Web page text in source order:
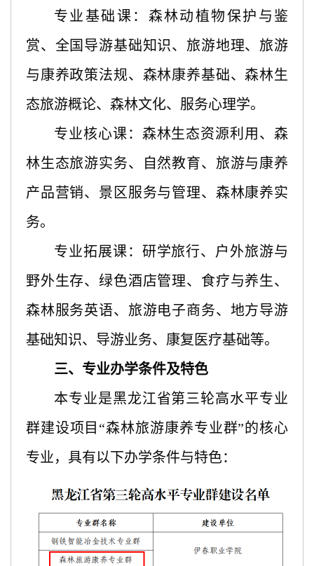
专业基础课：森林动植物保护与鉴
赏、全国导游基础知识、旅游地理、旅游
与康养政策法规、森林康养基础、森林生
态旅游概论、森林文化、服务心理学。
专业核心课：森林生态资源利用、森
林生态旅游实务、自然教育、旅游与康养
产品营销、景区服务与管理、森林康养实
务。
专业拓展课：研学旅行、户外旅游与
野外生存、绿色酒店管理、食疗与养生、
森林服务英语、旅游电子商务、地方导游
基础知识、导游业务、康复医疗基础等。
三、专业办学条件及特色
本专业是黑龙江省第三轮高水平专业
群建设项目 “森林旅游康养专业群”的核心
专业，具有以下办学条件与特色：